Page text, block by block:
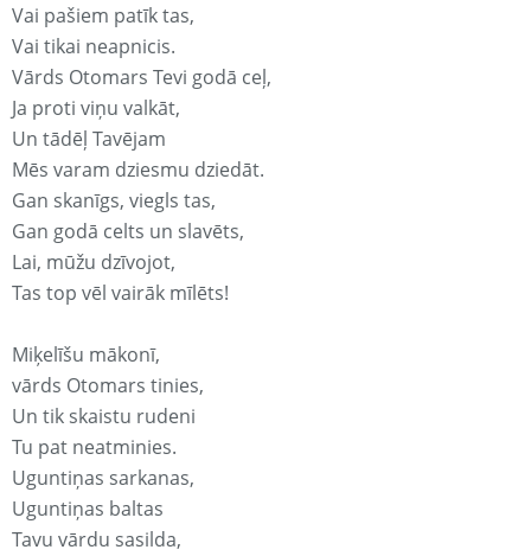
Vai pašiem patīk tas,
Vai tikai neapnicis.
Vārds Otomars Tevi godā ceļ,
Ja proti viņu valkāt,
Un tādēļ Tavējam
Mēs varam dziesmu dziedāt.
Gan skanīgs, viegls tas,
Gan godā celts un slavēts,
Lai, mūžu dzīvojot,
Tas top vēl vairāk mīlēts!
Miķelīšu mākonī,
vārds Otomars tinies,
Un tik skaistu rudeni
Tu pat neatminies.
Uguntiņas sarkanas,
Uguntiņas baltas
Tavu vārdu sasilda,